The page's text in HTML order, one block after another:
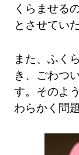
くらませる
とさせてい
また、ふく
き、ごわつ
す。そのよ
わらかく問